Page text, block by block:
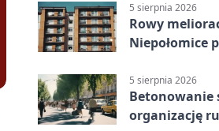
5 sierpnia 2026
Rowy
Niepołomice
5 sierpnia 2026
Betonowanie
organizację